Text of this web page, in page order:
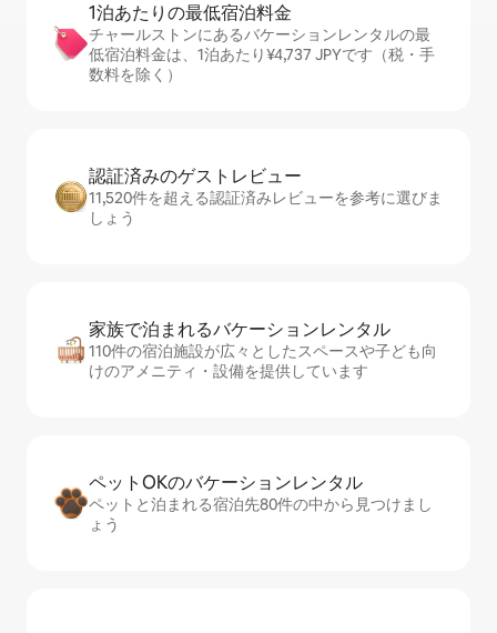
1泊あたりの最⁠低⁠宿⁠泊⁠料⁠金
チャールストンにあるバケーションレンタルの最
低宿泊料金は、1泊あたり¥4,737 JPYです（税・手
数料を除く）
認証済みのゲ⁠ス⁠ト⁠レ⁠ビ⁠ュ⁠ー
11,520件を超える認証済みレビューを参考に選びま
しょう
家族で泊まれるバ⁠ケ⁠ー⁠シ⁠ョ⁠ンレ⁠ン⁠タ⁠ル
110件の宿泊施設が広々としたスペースや子ども向
けのアメニティ・設備を提供しています
ペットOKのバ⁠ケ⁠ー⁠シ⁠ョ⁠ンレ⁠ン⁠タ⁠ル
ペットと泊まれる宿泊先80件の中から見つけまし
ょう